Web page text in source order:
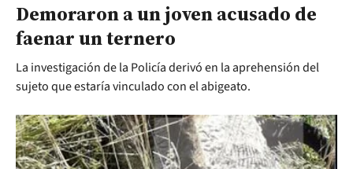
Demoraron a un joven acusado de
faenar un ternero
La investigación de la Policía derivó en la aprehensión del
sujeto que estaría vinculado con el abigeato.